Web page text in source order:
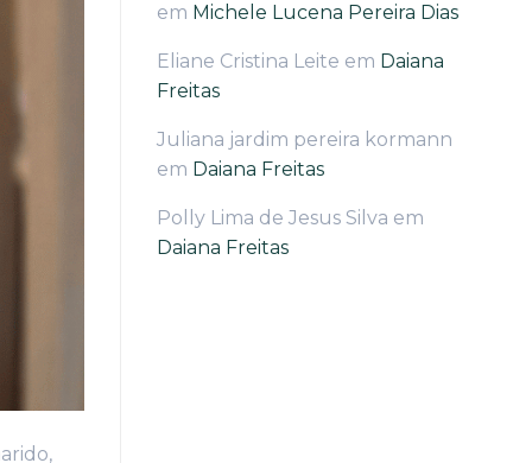
em Michele Lucena Pereira Dias
Eliane Cristina Leite em Daiana
Freitas
Juliana jardim pereira kormann
em Daiana Freitas
Polly Lima de Jesus Silva em
Daiana Freitas